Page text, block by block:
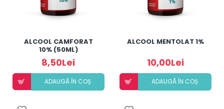
ALCOOL CAMFORAT
10% (50ML)
8,50Lei
ADAUGÃ ÎN COȘ
ALCOOL MENTOLAT 1%
10,00Lei
ADAUGÃ ÎN COȘ